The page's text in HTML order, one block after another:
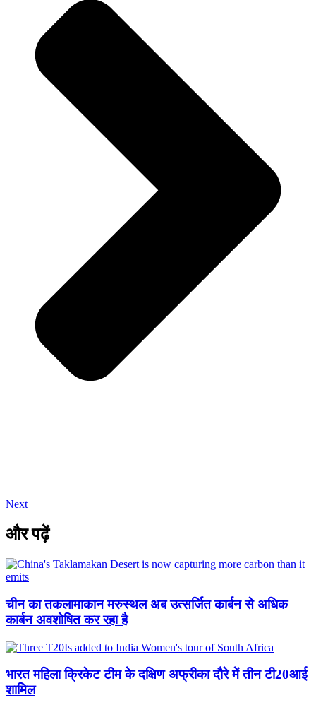
Next
और पढ़ें
चीन का तकलामाकान मरुस्थल अब उत्सर्जित कार्बन से अधिक
कार्बन अवशोषित कर रहा है
भारत महिला क्रिकेट टीम के दक्षिण अफ्रीका दौरे में तीन टी20आई
शामिल